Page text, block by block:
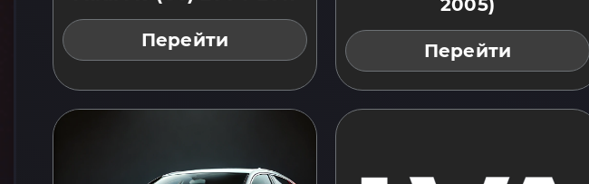
Перейти
2005)
Перейти